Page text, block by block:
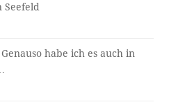
Seefeld
Genauso habe ich es auch in